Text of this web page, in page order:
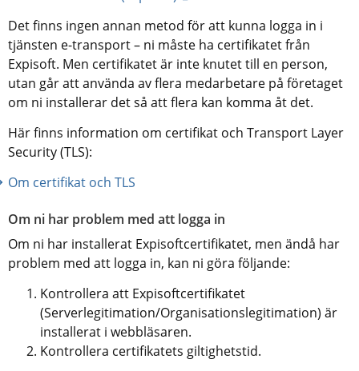
Det finns ingen annan metod för att kunna logga in i
tjänsten e-transport – ni måste ha certifikatet från
Expisoft. Men certifikatet är inte knutet till en person,
utan går att använda av flera medarbetare på företaget
om ni installerar det så att flera kan komma åt det.
Här finns information om certifikat och Transport Layer
Security (TLS):
Om certifikat och TLS
Om ni har problem med att logga in
Om ni har installerat Expisoftcertifikatet, men ändå har
problem med att logga in, kan ni göra följande:
Kontrollera att Expisoftcertifikatet
(Serverlegitimation/Organisationslegitimation) är
installerat i webbläsaren.
Kontrollera certifikatets giltighetstid.